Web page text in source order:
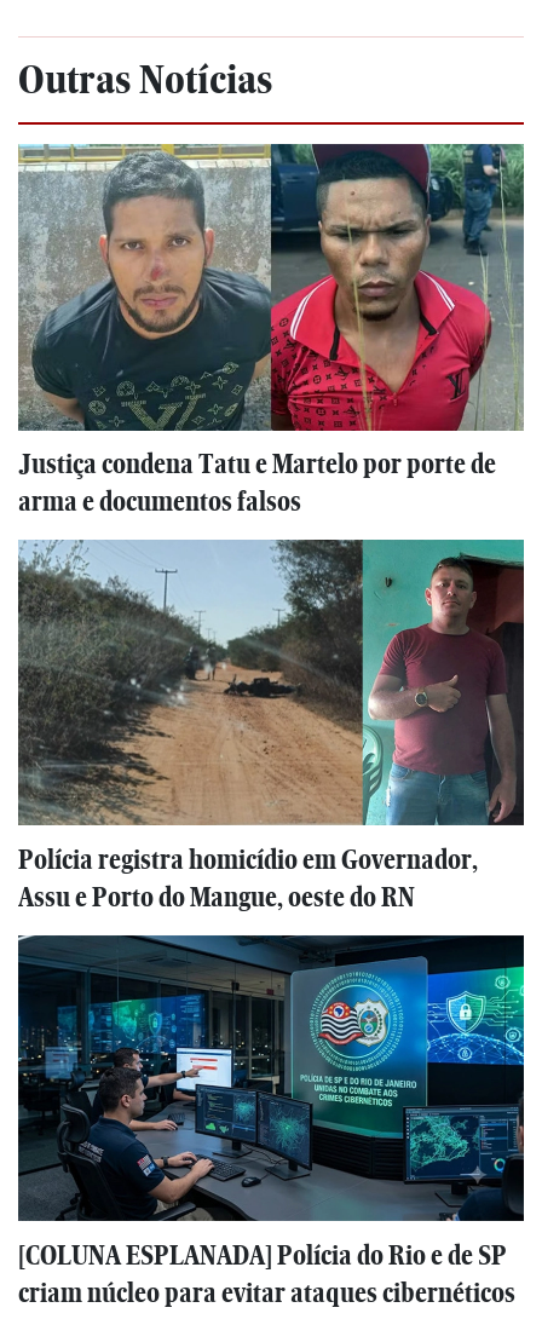
Outras Notícias
Justiça condena Tatu e Martelo por porte de
arma e documentos falsos
Polícia registra homicídio em Governador,
Assu e Porto do Mangue, oeste do RN
[COLUNA ESPLANADA] Polícia do Rio e de SP
criam núcleo para evitar ataques cibernéticos